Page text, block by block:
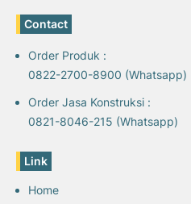
Contact
Order Produk :
0822-2700-8900 (Whatsapp)
Order Jasa Konstruksi :
0821-8046-215 (Whatsapp)
Link
Home